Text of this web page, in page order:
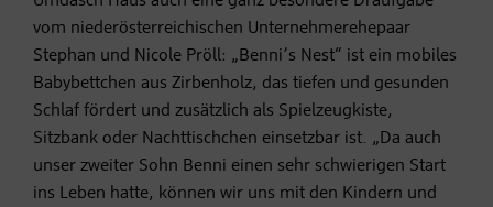
vom niederösterreichischen Unternehmerehepaar
Stephan und Nicole Pröll: „Benni’s Nest“ ist ein mobiles
Babybettchen aus Zirbenholz, das tiefen und gesunden
Schlaf fördert und zusätzlich als Spielzeugkiste,
Sitzbank oder Nachttischchen einsetzbar ist. „Da auch
unser zweiter Sohn Benni einen sehr schwierigen Start
ins Leben hatte, können wir uns mit den Kindern und